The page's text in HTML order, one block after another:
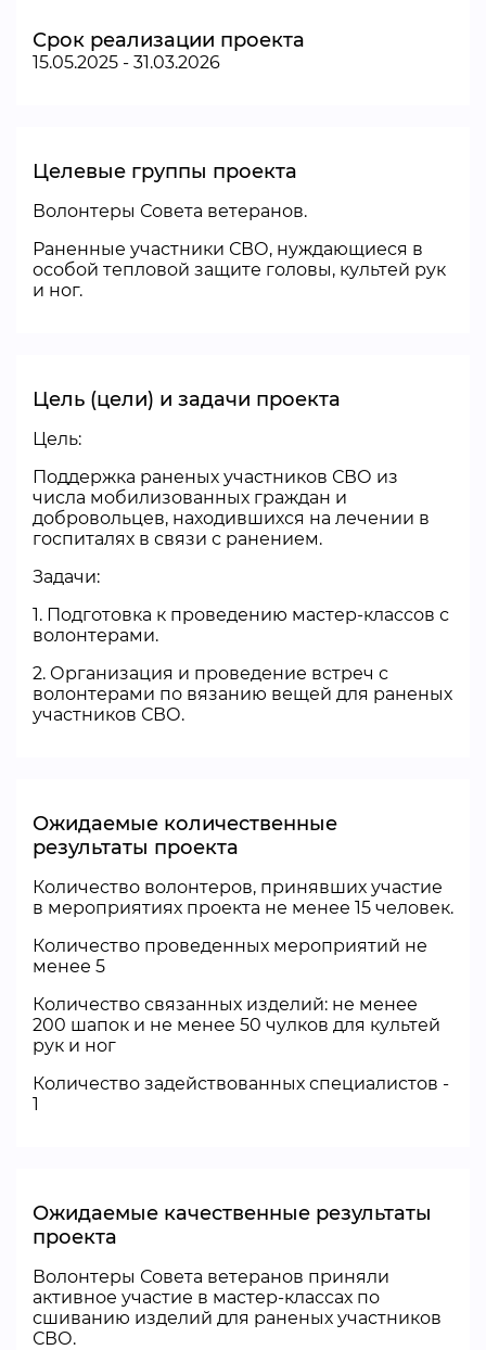
Срок реализации проекта
15.05.2025 - 31.03.2026
Целевые группы проекта
Волонтеры Совета ветеранов.
Раненные участники СВО, нуждающиеся в
особой тепловой защите головы, культей рук
и ног.
Цель (цели) и задачи проекта
Цель:
Поддержка раненых участников СВО из
числа мобилизованных граждан и
добровольцев, находившихся на лечении в
госпиталях в связи с ранением.
Задачи:
1. Подготовка к проведению мастер-классов с
волонтерами.
2. Организация и проведение встреч с
волонтерами по вязанию вещей для раненых
участников СВО.
Ожидаемые количественные
результаты проекта
Количество волонтеров, принявших участие
в мероприятиях проекта не менее 15 человек.
Количество проведенных мероприятий не
менее 5
Количество связанных изделий: не менее
200 шапок и не менее 50 чулков для культей
рук и ног
Количество задействованных специалистов -
1
Ожидаемые качественные результаты
проекта
Волонтеры Совета ветеранов приняли
активное участие в мастер-классах по
сшиванию изделий для раненых участников
СВО.